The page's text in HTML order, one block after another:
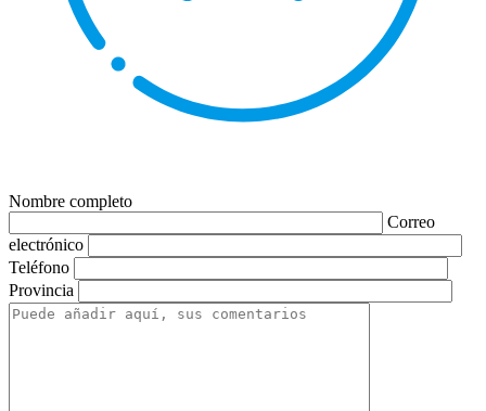
Nombre completo
Correo
electrónico
Teléfono
Provincia